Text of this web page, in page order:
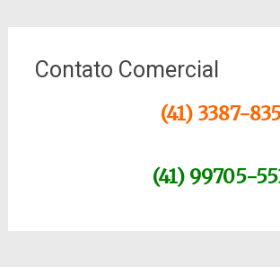
Contato Comercial
(41) 3387-
(41) 99705-